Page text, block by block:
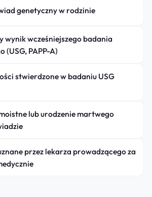
genetyczny w rodzinie
wynik wcześniejszego badania
(USG, PAPP-A)
stwierdzone w badaniu USG
lub urodzenie martwego
przez lekarza prowadzącego za